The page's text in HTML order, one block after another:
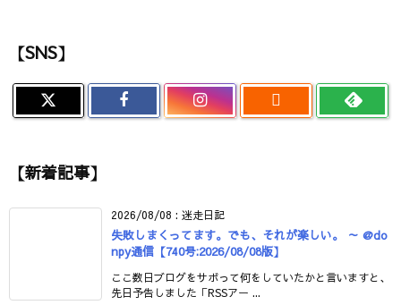
【SNS】

【新着記事】
2026/08/08 : 迷走日記
失敗しまくってます。でも、それが楽しい。 ～ @do
npy通信【740号:2026/08/08版】
ここ数日ブログをサボって何をしていたかと言いますと、
先日予告しました「RSSアー ...